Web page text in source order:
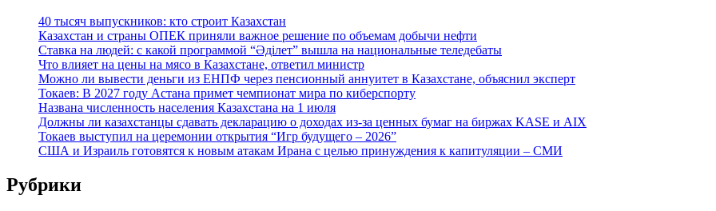
40 тысяч выпускников: кто строит Казахстан
Казахстан и страны ОПЕК приняли важное решение по объемам добычи нефти
Ставка на людей: с какой программой “Әділет” вышла на национальные теледебаты
Что влияет на цены на мясо в Казахстане, ответил министр
Можно ли вывести деньги из ЕНПФ через пенсионный аннуитет в Казахстане, объяснил эксперт
Токаев: В 2027 году Астана примет чемпионат мира по киберспорту
Названа численность населения Казахстана на 1 июля
Должны ли казахстанцы сдавать декларацию о доходах из-за ценных бумаг на биржах KASE и AIX
Токаев выступил на церемонии открытия “Игр будущего – 2026”
США и Израиль готовятся к новым атакам Ирана с целью принуждения к капитуляции – СМИ
Рубрики